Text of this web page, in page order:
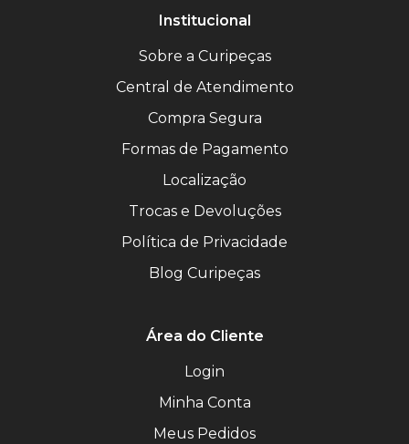
Institucional
Sobre a Curipeças
Central de Atendimento
Compra Segura
Formas de Pagamento
Localização
Trocas e Devoluções
Política de Privacidade
Blog Curipeças
Área do Cliente
Login
Minha Conta
Meus Pedidos